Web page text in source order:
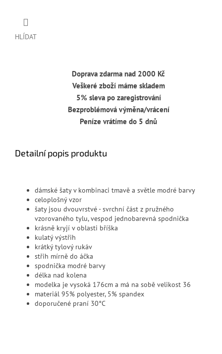
HLÍDAT
Doprava zdarma nad 2000 Kč
Veškeré zboží máme skladem
5% sleva po zaregistrování
Bezproblémová výměna/vrácení
Peníze vrátíme do 5 dnů
Detailní popis produktu
dámské šaty v kombinaci tmavě a světle modré barvy
celoplošný vzor
šaty jsou dvouvrstvé - svrchní část z pružného
vzorovaného tylu, vespod jednobarevná spodnička
krásně kryjí v oblasti bříška
kulatý výstřih
krátký tylový rukáv
střih mírně do áčka
spodnička modré barvy
délka nad kolena
modelka je vysoká 176cm a má na sobě velikost 36
materiál 95% polyester, 5% spandex
doporučené praní 30°C